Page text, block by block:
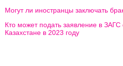
Могут ли иностранцы заключать
Кто может подать заявление в
Казахстане в 2023 году